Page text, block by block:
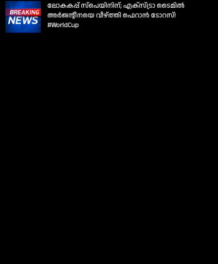
ലോകകപ്പ് സ്പെയിനിന്; എക്സ്ട്രാ ടൈമിൽ
അർജന്റീനയെ വീഴ്ത്തി ഫെറാൻ ടോറസ്!
#WorldCup